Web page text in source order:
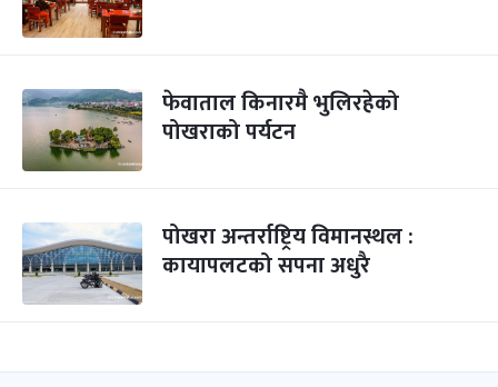
फेवाताल किनारमै भुलिरहेको
पोखराको पर्यटन
पोखरा अन्तर्राष्ट्रिय विमानस्थल :
कायापलटको सपना अधुरै